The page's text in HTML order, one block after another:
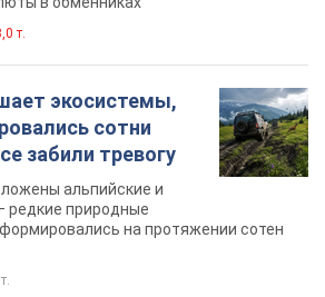
на протяжении сотен